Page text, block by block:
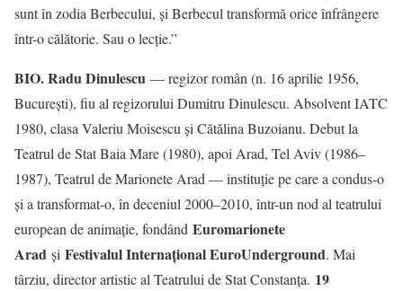
sunt în zodia Berbecului, și Berbecul transformă orice înfrângere
într-o călătorie. Sau o lecție.”
BIO. Radu Dinulescu — regizor român (n. 16 aprilie 1956,
București), fiu al regizorului Dumitru Dinulescu. Absolvent IATC
1980, clasa Valeriu Moisescu și Cătălina Buzoianu. Debut la
Teatrul de Stat Baia Mare (1980), apoi Arad, Tel Aviv (1986–
1987), Teatrul de Marionete Arad — instituție pe care a condus-o
și a transformat-o, în deceniul 2000–2010, într-un nod al teatrului
european de animație, fondând Euromarionete
Arad și Festivalul Internațional EuroUnderground. Mai
târziu, director artistic al Teatrului de Stat Constanța. 19